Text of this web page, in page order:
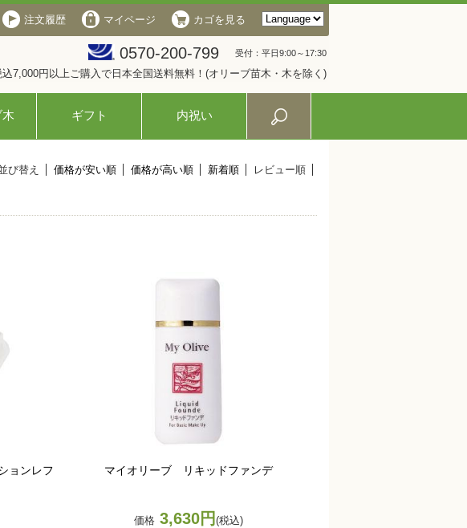
注文履歴 マイページ カゴを見る
0570-200-799 受付：平日9:00～17:30
込7,000円以上ご購入で日本全国送料無料！(オリーブ苗木・木を除く)
ギフト 内祝い
び替え 価格が安い順 価格が高い順 新着順 レビュー順
ョンレフ
マイオリーブ リキッドファンデ
価格 3,630円(税込)